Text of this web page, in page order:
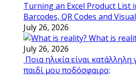
Turning an Excel Product List
Barcodes, QR Codes and
July 26, 2026
What is
July 26, 2026
Ποια ηλικία είναι κατάλληλη
παιδί μου ποδόσφαιρο;